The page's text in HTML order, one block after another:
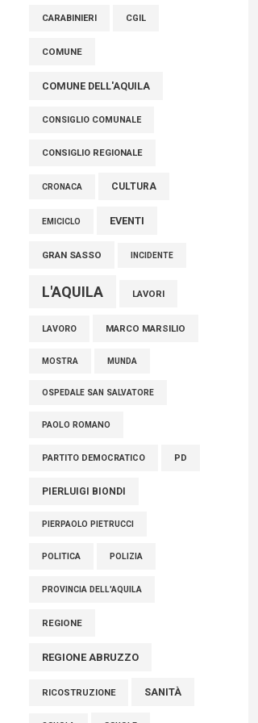
tra cui molti abruzzesi"
06 Agosto 2026
CARABINIERI CGIL
COMUNE
COMUNE DELL'AQUILA
CONSIGLIO COMUNALE
CONSIGLIO REGIONALE
CRONACA CULTURA
EMICICLO EVENTI
GRAN SASSO INCIDENTE
L'AQUILA LAVORI
LAVORO MARCO MARSILIO
MOSTRA MUNDA
OSPEDALE SAN SALVATORE
PAOLO ROMANO
PARTITO DEMOCRATICO PD
PIERLUIGI BIONDI
PIERPAOLO PIETRUCCI
POLITICA POLIZIA
PROVINCIA DELL'AQUILA
REGIONE
REGIONE ABRUZZO
RICOSTRUZIONE SANITÀ